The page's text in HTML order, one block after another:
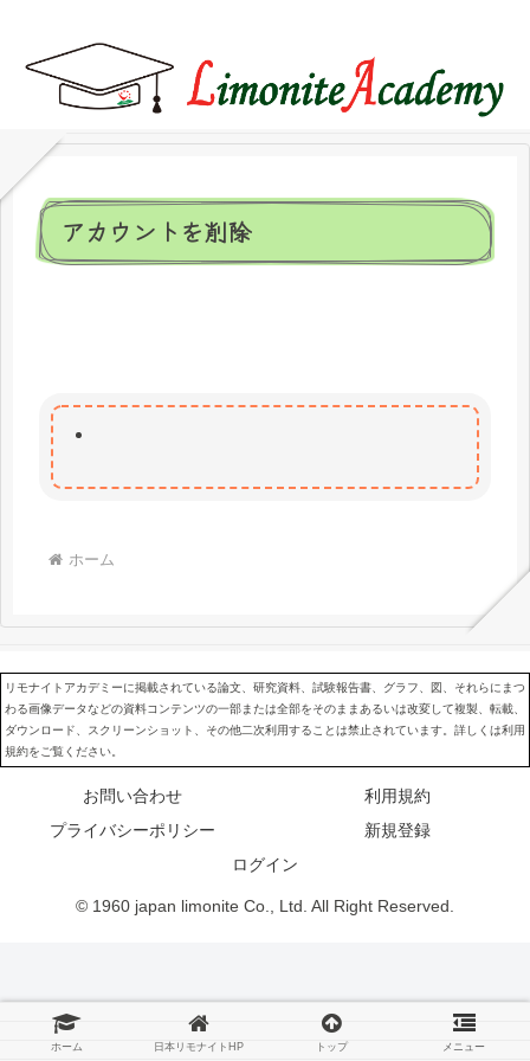
アカウントを削除
ホーム
リモナイトアカデミーに掲載されている論文、研究資料、試験報告書、グラフ、図、それらにまつ
わる画像データなどの資料コンテンツの一部または全部をそのままあるいは改変して複製、転載、
ダウンロード、スクリーンショット、その他二次利用することは禁止されています。詳しくは利用
規約をご覧ください。
お問い合わせ
利用規約
プライバシーポリシー
新規登録
ログイン
© 1960 japan limonite Co., Ltd. All Right Reserved.
ホーム 日本リモナイトHP トップ メニュー